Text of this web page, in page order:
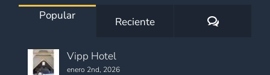
Popular Reciente
Vipp Hotel
enero 2nd, 2026